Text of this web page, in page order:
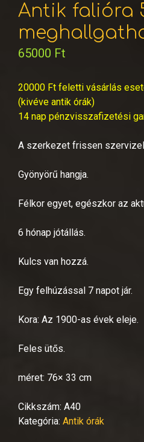
Antik falióra
65000 Ft
20000 Ft feletti vásárlás
(kivéve antik órák)
14 nap pénzvisszafizetési
A szerkezet frissen
Gyönyörű hangja.
Félkor egyet, egészkor az
6 hónap jótállás.
Kulcs van hozzá.
Egy felhúzással 7 napot jár.
Kora: Az 1900-as évek eleje.
Feles ütős.
méret: 76× 33 cm
Cikkszám: A40
Kategória: Antik órák